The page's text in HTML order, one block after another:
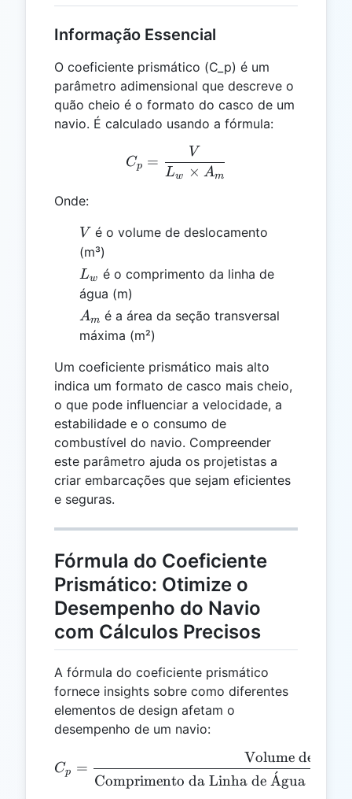
Informação Essencial
O coeficiente prismático (C_p) é um
parâmetro adimensional que descreve o
quão cheio é o formato do casco de um
navio. É calculado usando a fórmula:
C_p = \frac{V}{L_w
Cp =
Lw × Am
V
Onde:
V
V é o volume de deslocamento
(m³)
L_w
Lw é o comprimento da linha de
água (m)
A_m
Am é a área da seção transversal
máxima (m²)
Um coeficiente prismático mais alto
indica um formato de casco mais cheio,
o que pode influenciar a velocidade, a
estabilidade e o consumo de
combustível do navio. Compreender
este parâmetro ajuda os projetistas a
criar embarcações que sejam eficientes
e seguras.
Fórmula do Coeficiente
Prismático: Otimize o
Desempenho do Navio
com Cálculos Precisos
A fórmula do coeficiente prismático
fornece insights sobre como diferentes
elementos de design afetam o
desempenho de um navio:
C_p =
Cp =
Comprimento da Linha de A
ˊgua
Volume de